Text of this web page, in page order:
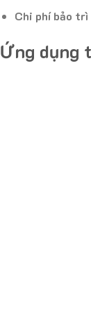
Chi phí bảo
Ứng dụng